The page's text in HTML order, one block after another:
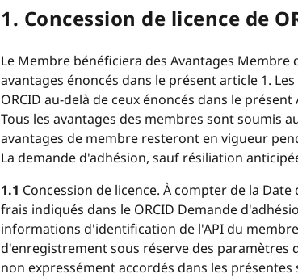
1. Concession de licence de
Le Membre bénéficiera des Avantages
avantages énoncés dans le présent article 1.
ORCID au-delà de ceux énoncés dans le
Tous les avantages des membres sont soumis
avantages de membre resteront en vigueur
La demande d'adhésion, sauf résiliation
1.1 Concession de licence. À compter de la
frais indiqués dans le ORCID Demande
informations d'identification de l'API du
d'enregistrement sous réserve des paramètres
non expressément accordés dans les